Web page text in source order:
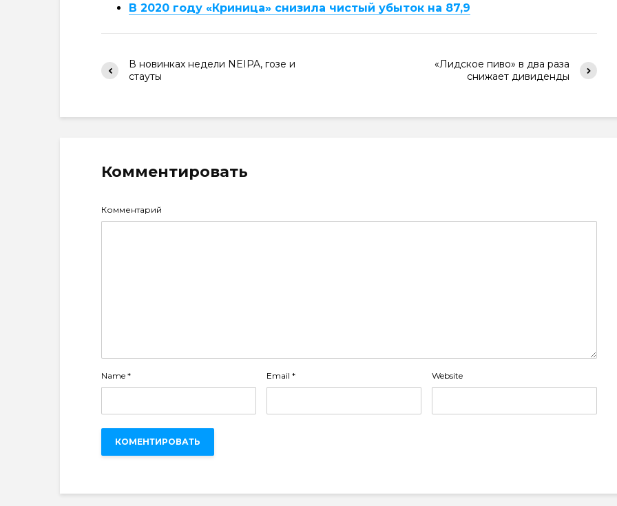
В 2020 году «Криница» снизила чистый убыток на 87,9
В новинках недели NEIPA, гозе и
стауты
«Лидское пиво» в два раза
снижает дивиденды
Комментировать
Комментарий
Name * Email * Website